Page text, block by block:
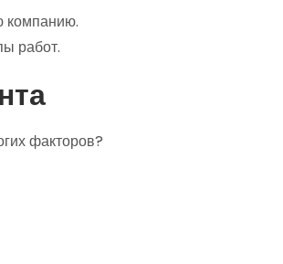
компанию.
работ.
факторов?